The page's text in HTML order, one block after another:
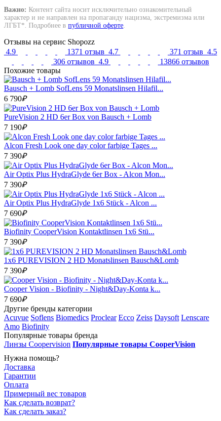
Важно: Контент сайта носит исключительно ознакомительный
характер и не направлен на пропаганду нацизма, экстремизма или
ЛГБТ*. Подробнее в публичной оферте
Отзывы на сервис Shopozz
4.9
1371 отзыв 4.7 371 отзыв 4.5
306 отзывов 4.9
13866 отзывов
Похожие товары
Bausch + Lomb SofLens 59 Monatslinsen Hilafil...
6 790₽
PureVision 2 HD 6er Box von Bausch + Lomb
7 190₽
Alcon Fresh Look one day color farbige Tages ...
7 390₽
Air Optix Plus HydraGlyde 6er Box - Alcon Mon...
7 390₽
Air Optix Plus HydraGlyde 1x6 Stück - Alcon ...
7 690₽
Biofinity CooperVision Kontaktlinsen 1x6 Stü...
7 390₽
1x6 PUREVISION 2 HD Monatslinsen Bausch&Lomb
7 390₽
Cooper Vision - Biofinity - Night&Day-Konta k...
7 690₽
Другие бренды категории
Acuvue Soflens Biomedics Proclear Ecco Zeiss Daysoft Lenscare
Amo Biofinity
Популярные товары бренда
Линзы Coopervision Популярные товары CooperVision
Нужна помощь?
Доставка
Гарантии
Оплата
Примерный вес товаров
Как сделать возврат?
Как сделать заказ?